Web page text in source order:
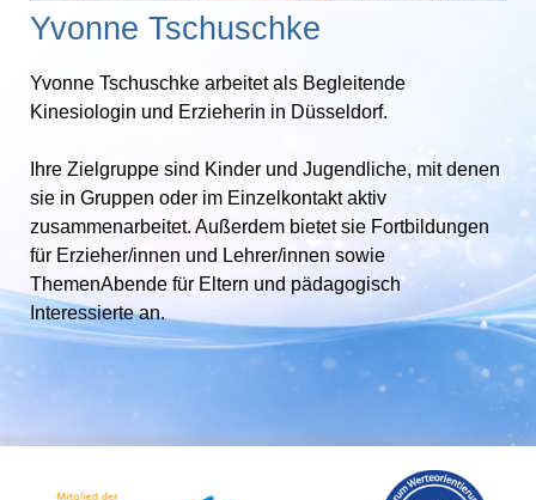
Yvonne Tschuschke
Yvonne Tschuschke arbeitet als Begleitende
Kinesiologin und Erzieherin in Düsseldorf.
Ihre Zielgruppe sind Kinder und Jugendliche, mit denen
sie in Gruppen oder im Einzelkontakt aktiv
zusammenarbeitet. Außerdem bietet sie Fortbildungen
für Erzieher/innen und Lehrer/innen sowie
ThemenAbende für Eltern und pädagogisch
Interessierte an.